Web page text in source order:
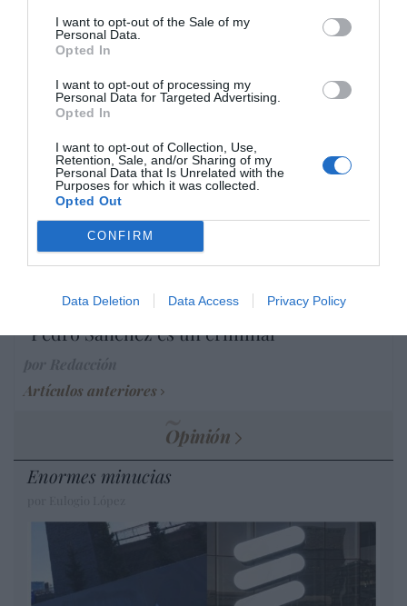
I want to opt-out of the Sale of my
Personal Data.
Opted In
I want to opt-out of processing my
Personal Data for Targeted Advertising.
Opted In
I want to opt-out of Collection, Use,
Retention, Sale, and/or Sharing of my
Personal Data that Is Unrelated with the
Purposes for which it was collected.
Opted Out
CONFIRM
Data Deletion Data Access Privacy Policy
Marcelo Gullo: “El trabajo de desmitificar la
historia, de poner la verdadera, de
desmontar la falsificación, es un trabajo
cristiano"
por Hispanidad
Artículos anteriores
DIARIO DE LA CORRUPCIÓN SANCHISTA
Diario de la corrupción sanchista. Hazte
Oír se manifiesta delante de La Mareta:
“Pedro Sánchez es un criminal”
Artículos anteriores
Opinión
Enormes minucias